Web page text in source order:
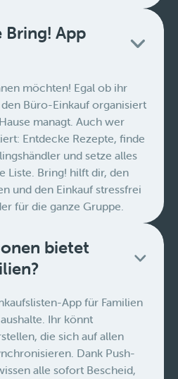
Bring! App
möchten! Egal ob ihr
Büro-Einkauf organisiert
managt. Auch wer
Entdecke Rezepte, finde
und setze alles
Liste. Bring! hilft dir, den
und den Einkauf stressfrei
für die ganze Gruppe.
bietet
App für Familien
Ihr könnt
die sich auf allen
Dank Push-
alle sofort Bescheid,